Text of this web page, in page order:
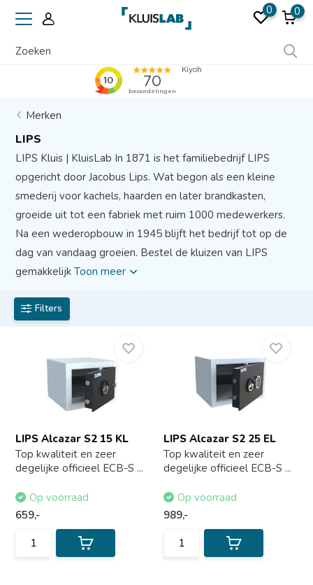
0 0
Merken
LIPS
LIPS Kluis | KluisLab In 1871 is het familiebedrijf LIPS
opgericht door Jacobus Lips. Wat begon als een kleine
smederij voor kachels, haarden en later brandkasten,
groeide uit tot een fabriek met ruim 1000 medewerkers.
Na een wederopbouw in 1945 blijft het bedrijf tot op de
dag van vandaag groeien. Bestel de kluizen van LIPS
gemakkelijkToon meer
Filters
LIPS Alcazar S2 15 KL
Top kwaliteit en zeer
degelijke officieel ECB-S ...
Op voorraad
659,-
LIPS Alcazar S2 25 EL
Top kwaliteit en zeer
degelijke officieel ECB-S ...
Op voorraad
989,-